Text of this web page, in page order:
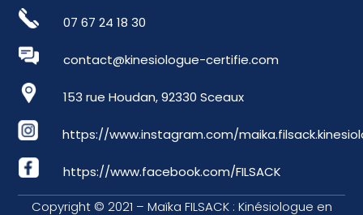
07 67 24 18 30
contact@kinesiologue-certifie.com
153 rue Houdan, 92330 Sceaux
https://www.instagram.com/
https://www.facebook.com/FILSACK
Copyright © 2021 – Maïka FILSACK : Kinésiologue en